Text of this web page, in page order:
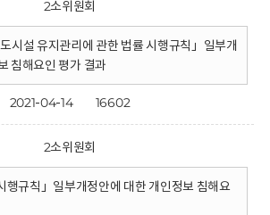
2소위원회
도시설 유지관리에 관한 법률 시행규칙」일부개
침해요인 평가 결과
2021-04-14 16602
2소위원회
행규칙」일부개정안에 대한 개인정보 침해요